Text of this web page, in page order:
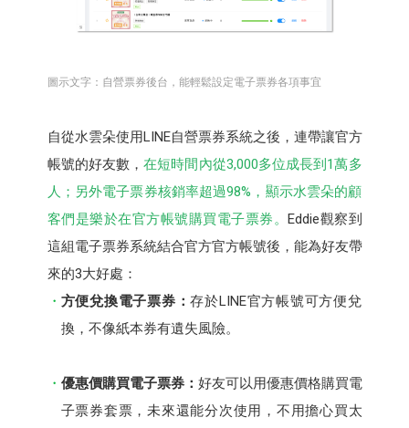
圖示文字：自營票券後台，能輕鬆設定電子票券各項事宜
自從水雲朵使用LINE自營票券系統之後，連帶讓官方
帳號的好友數，在短時間內從3,000多位成長到1萬多
人；另外電子票券核銷率超過98%，顯示水雲朵的顧
客們是樂於在官方帳號購買電子票券。 Eddie觀察到
這組電子票券系統結合官方官方帳號後，能為好友帶
來的3大好處：
方便兌換電子票券：存於LINE官方帳號可方便兌
換，不像紙本券有遺失風險。
優惠價購買電子票券： 好友可以用優惠價格購買電
子票券套票，未來還能分次使用，不用擔心買太